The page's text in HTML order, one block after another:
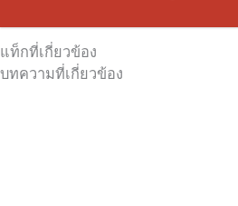
แท็กที่เกี่ยวข้อง
บทความที่เกี่ยวข้อง